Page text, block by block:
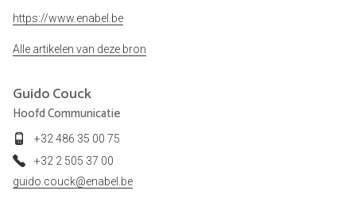
https://www.enabel.be
Alle artikelen van deze bron
GuidoCouck
Hoofd Communicatie
+32 486 35 00 75
+32 2 505 37 00
guido.couck@enabel.be